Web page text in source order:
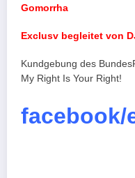
Gomorrha
Exclusv begleitet von
Kundgebung des
My Right Is Your Right!
facebook/